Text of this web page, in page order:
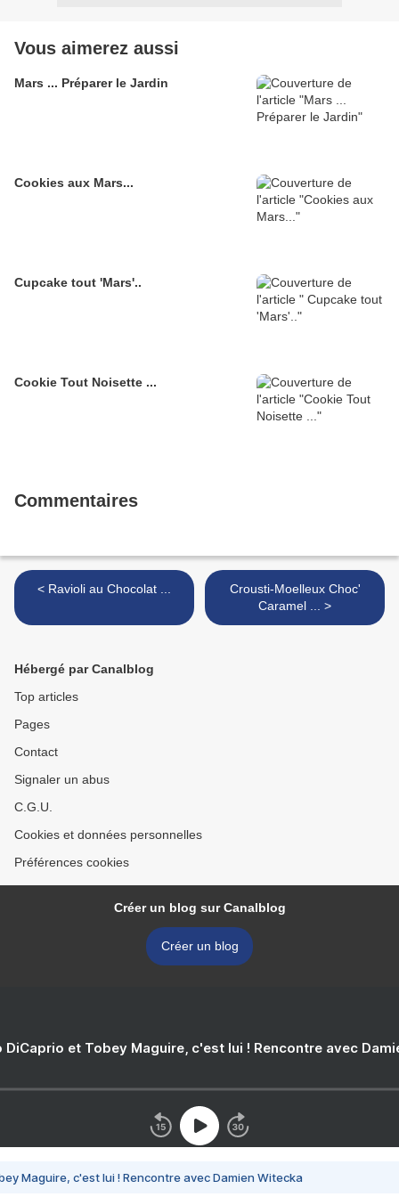
Vous aimerez aussi
Mars ... Préparer le Jardin
Cookies aux Mars...
Cupcake tout 'Mars'..
Cookie Tout Noisette ...
Commentaires
< Ravioli au Chocolat ...
Crousti-Moelleux Choc'
Caramel ... >
Hébergé par Canalblog
Top articles
Pages
Contact
Signaler un abus
C.G.U.
Cookies et données personnelles
Préférences cookies
Créer un blog sur Canalblog
Créer un blog
DiCaprio et Tobey Maguire, c'est lui ! Rencontre avec
Maguire, c'est lui ! Rencontre avec Damien Witecka